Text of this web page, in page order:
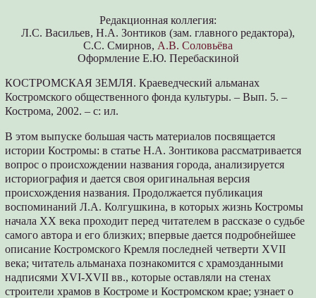
Редакционная коллегия:
Л.С. Васильев, Н.А. Зонтиков (зам. главного редактора),
С.С. Смирнов, А.В. Соловьёва
Оформление Е.Ю. Перебаскиной
КОСТРОМСКАЯ ЗЕМЛЯ. Краеведческий альманах
Костромского общественного фонда культуры. – Вып. 5. –
Кострома, 2002. – с: ил.
В этом выпуске большая часть материалов посвящается
истории Костромы: в статье Н.А. Зонтикова рассматривается
вопрос о происхождении названия города, анализируется
историография и дается своя оригинальная версия
происхождения названия. Продолжается публикация
воспоминаний Л.А. Колгушкина, в которых жизнь Костромы
начала ХХ века проходит перед читателем в рассказе о судьбе
самого автора и его близких; впервые дается подробнейшее
описание Костромского Кремля последней четверти XVII
века; читатель альманаха познакомится с храмозданными
надписями XVI-XVII вв., которые оставляли на стенах
строители храмов в Костроме и Костромском крае; узнает о